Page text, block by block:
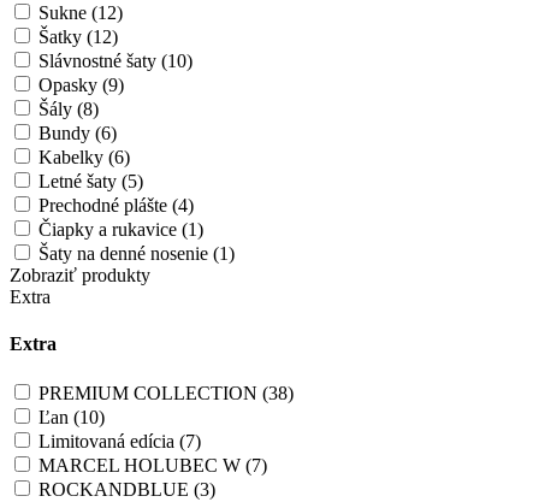
Sukne (12)
Šatky (12)
Slávnostné šaty (10)
Opasky (9)
Šály (8)
Bundy (6)
Kabelky (6)
Letné šaty (5)
Prechodné plášte (4)
Čiapky a rukavice (1)
Šaty na denné nosenie (1)
Zobraziť produkty
Extra
Extra
PREMIUM COLLECTION (38)
Ľan (10)
Limitovaná edícia (7)
MARCEL HOLUBEC W (7)
ROCKANDBLUE (3)